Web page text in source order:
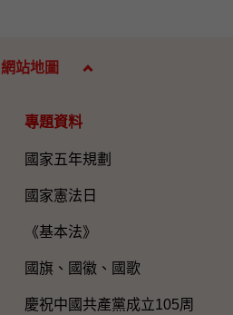
網站地圖
專題資料
國家五年規劃
國家憲法日
《基本法》
國旗、國徽、國歌
慶祝中國共產黨成立105周